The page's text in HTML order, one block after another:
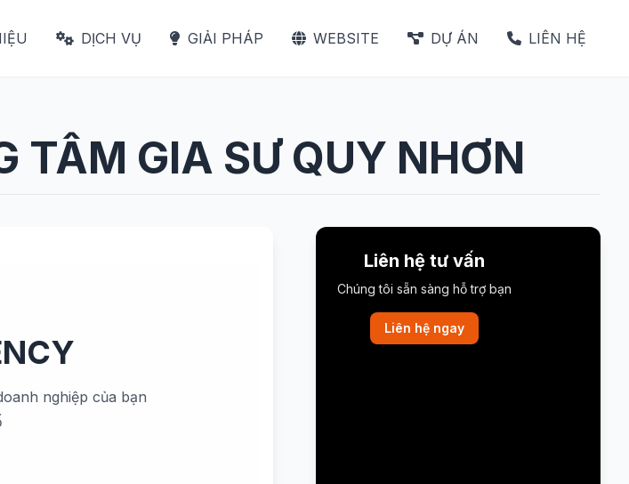
DỊCH VỤ GIẢI PHÁP WEBSITE DỰ ÁN LIÊN HỆ
TÂM GIA SƯ QUY NHƠN
nghiệp của bạn
Liên hệ tư vấn
Chúng tôi sẵn sàng hỗ trợ bạn
Liên hệ ngay